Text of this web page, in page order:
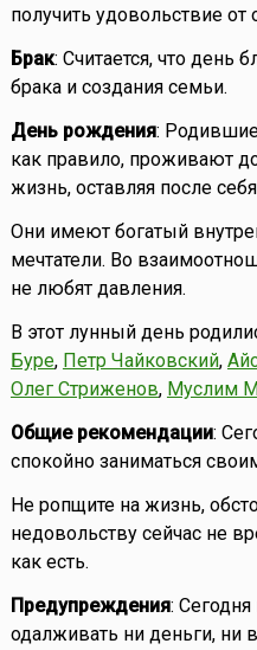
получить удовольствие от
Брак: Считается, что день
брака и создания семьи.
День рождения:
как правило, проживают
жизнь, оставляя после
Они имеют богатый
мечтатели. Во
не любят давления.
В этот лунный день
Буре, Петр Чайковский,
Олег Стриженов, Муслим
Общие рекомендации:
спокойно заниматься
Не ропщите на жизнь,
недовольству сейчас не
как есть.
Предупреждения:
одалживать ни деньги, ни